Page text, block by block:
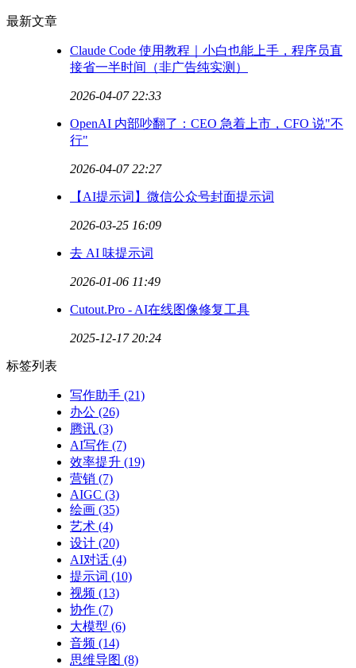
最新文章
Claude Code 使用教程｜小白也能上手，程序员直
接省一半时间（非广告纯实测）
2026-04-07 22:33
OpenAI 内部吵翻了：CEO 急着上市，CFO 说"不
行"
2026-04-07 22:27
【AI提示词】微信公众号封面提示词
2026-03-25 16:09
去 AI 味提示词
2026-01-06 11:49
Cutout.Pro - AI在线图像修复工具
2025-12-17 20:24
标签列表
写作助手 (21)
办公 (26)
腾讯 (3)
AI写作 (7)
效率提升 (19)
营销 (7)
AIGC (3)
绘画 (35)
艺术 (4)
设计 (20)
AI对话 (4)
提示词 (10)
视频 (13)
协作 (7)
大模型 (6)
音频 (14)
思维导图 (8)